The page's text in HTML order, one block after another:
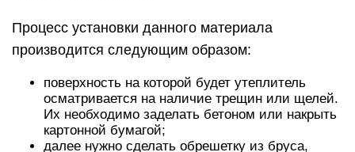
Процесс установки данного материала
производится следующим образом:
поверхность на которой будет утеплитель
осматривается на наличие трещин или щелей.
Их необходимо заделать бетоном или накрыть
картонной бумагой;
далее нужно сделать обрешетку из бруса,